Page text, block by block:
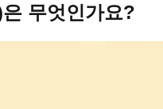
무엇인가요?